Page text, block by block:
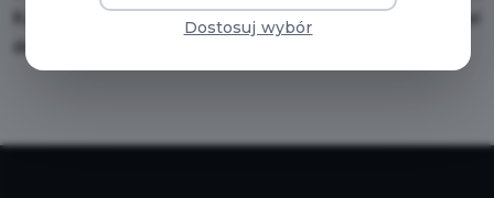
Karty Komunikacji Miejskiej, zdjęcie posłuży kontrolerowi
Dostosuj wybór